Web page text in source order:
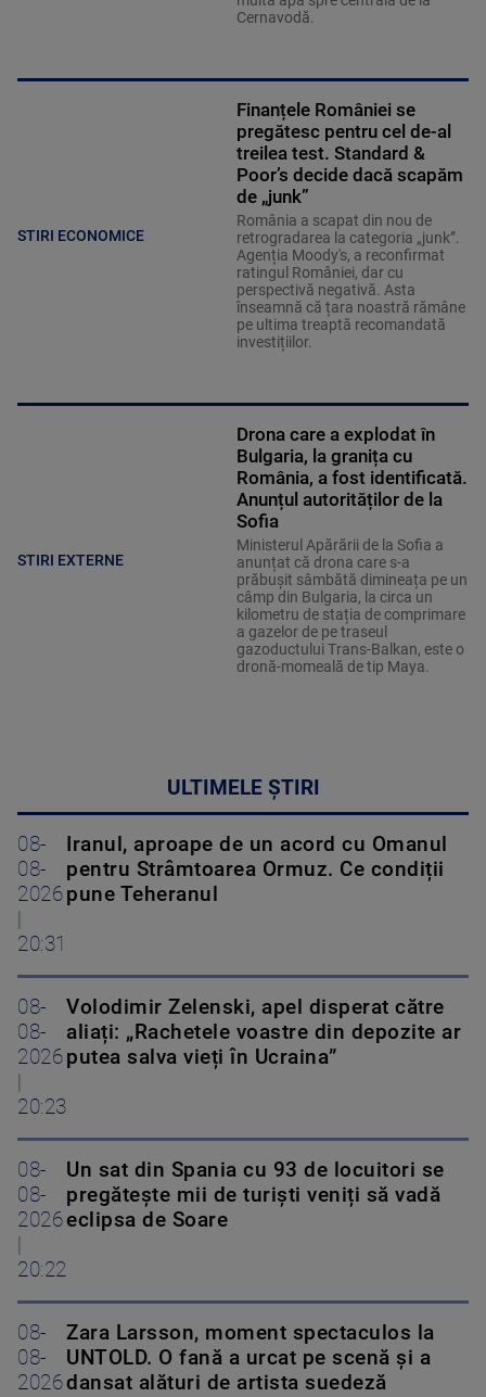
Cernavodă.
STIRI ECONOMICE
Finanțele României se
pregătesc pentru cel de-al
treilea test. Standard &
Poor’s decide dacă scapăm
de „junk”
România a scapat din nou de
retrogradarea la categoria „junk”.
Agenția Moody's, a reconfirmat
ratingul României, dar cu
perspectivă negativă. Asta
înseamnă că țara noastră rămâne
pe ultima treaptă recomandată
investițiilor.
STIRI EXTERNE
Drona care a explodat în
Bulgaria, la granița cu
România, a fost identificată.
Anunțul autorităților de la
Sofia
Ministerul Apărării de la Sofia a
anunțat că drona care s-a
prăbușit sâmbătă dimineața pe un
câmp din Bulgaria, la circa un
kilometru de stația de comprimare
a gazelor de pe traseul
gazoductului Trans-Balkan, este o
dronă-momeală de tip Maya.
ULTIMELE ȘTIRI
08-
08-
2026
20:31
Iranul, aproape de un acord cu Omanul
pentru Strâmtoarea Ormuz. Ce condiții
pune Teheranul
08-
08-
2026
20:23
Volodimir Zelenski, apel disperat către
aliați: „Rachetele voastre din depozite ar
putea salva vieți în Ucraina”
08-
08-
2026
20:22
Un sat din Spania cu 93 de locuitori se
pregătește mii de turiști veniți să vadă
eclipsa de Soare
08-
08-
2026
Zara Larsson, moment spectaculos la
UNTOLD. O fană a urcat pe scenă și a
dansat alături de artista suedeză